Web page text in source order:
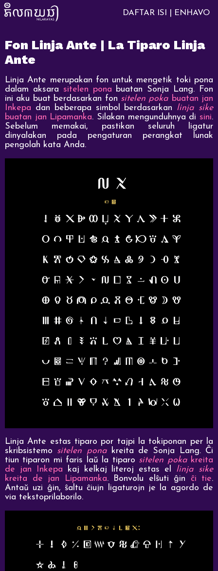
DAFTAR ISI | ENHAVO
Fon Linja Ante | La Tiparo Linja
Ante
Linja Ante merupakan fon untuk mengetik toki pona
dalam aksara sitelen pona buatan Sonja Lang. Fon
ini aku buat berdasarkan fon sitelen poka buatan jan
Inkepa dan beberapa simbol berdasarkan linja sike
buatan jan Lipamanka. Silakan mengunduhnya di sini.
Sebelum memakai, pastikan seluruh ligatur
dinyalakan pada pengaturan perangkat lunak
pengolah kata Anda.
Linja Ante estas tiparo por tajpi la tokiponan per la
skribsistemo sitelen ponakreita de Sonja Lang. Ĉi
tiun tiparon mi faris laŭ la tiparo sitelen pokakreita
de jan Inkepa kaj kelkaj literoj estas el linja sike
kreita de jan Lipamanka. Bonvolu elŝuti ĝin ĉi tie.
Antaŭ uzi ĝin, ŝaltu ĉiujn ligaturojn je la agordo de
via tekstoprilaborilo.